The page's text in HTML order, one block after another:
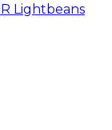
Lightbeans